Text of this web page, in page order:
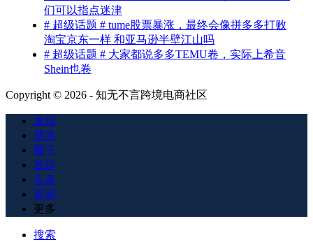
们可以指点迷津
# 超级话题 # tume股票暴涨，最终会像拼多多打败
淘宝京东一样 和亚马逊半壁江山吗
# 超级话题 # 大家都说多多TEMU卷，实际上希音
Shein也卷
Copyright © 2026 - 知无不言跨境电商社区
发现
悬赏
圈子
发起
头条
资源
更多
搜索